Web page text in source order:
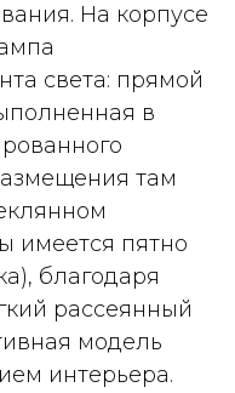
На корпусе
света: прямой
в
там
имеется пятно
благодаря
рассеянный
модель
интерьера.